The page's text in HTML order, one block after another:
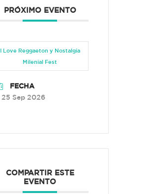
PRÓXIMO EVENTO
I Love Reggaeton y Nostalgia
Milenial Fest
FECHA
25 Sep 2026
COMPARTIR ESTE
EVENTO